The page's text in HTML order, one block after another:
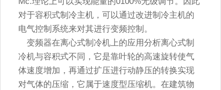
对于容积式制冷主机，可以通过改进制冷主机的
电气控制系统来对其进行变频控制。
变频器在离心式制冷机上的应用分析离心式制
冷机与容积式不同，它是靠叶轮的高速旋转使气
体速度增加，再通过扩压进行动静压的转换实现
对气体的压缩，它属于速度型压缩机。在建筑物